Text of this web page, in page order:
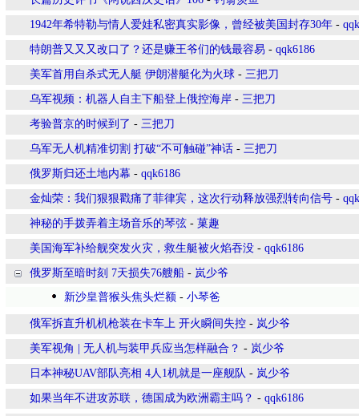
1942年希特勒与情人爱娃私密真实影像，曾经被美国封存30年 -
特朗普又又又改口了？还是赚王爷们的钱最容易 - qqk6186
美军首用自杀式无人艇 伊朗潜艇化为火球 - 三把刀
乌军视频：机器人自主下船登上俄控海岸 - 三把刀
考验普京的时候到了 - 三把刀
乌军无人机精准切割 打破“不可触碰”神话 - 三把刀
俄罗斯归还土地内幕 - qqk6186
金灿荣：我们狠狠戳痛了菲律宾，这次行动释放强烈转向信号 -
神秘的手拨弄着主场音乐的琴弦 - 菓趣
美国海军补给舰突发火灾，救生艇被火焰吞没 - qqk6186
俄罗斯至暗时刻 7天损失76艘船 - 岚少爷
新沙皇普猴头焦头烂额 - 小琴爸
俄军拆直升机机枪装在卡车上 开火瞬间失控 - 岚少爷
美军视角 | 无人机与装甲兵应当怎样融合？ - 岚少爷
日本神秘UAV部队亮相 4人1机就是一座舰队 - 岚少爷
如果当年不进攻苏联，德国成为欧洲霸主吗？ - qqk6186